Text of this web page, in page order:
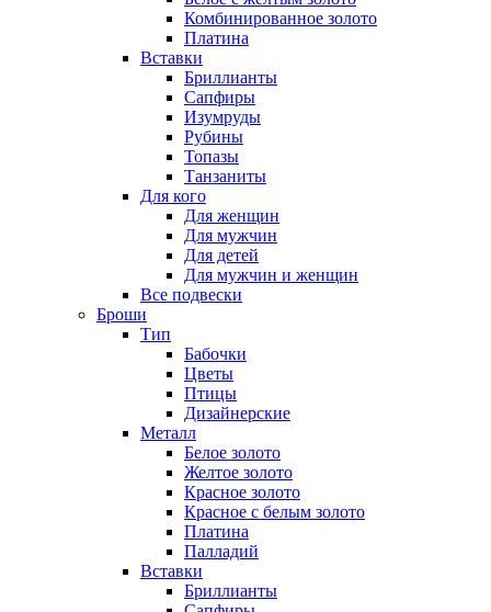
Комбинированное золото
Платина
Вставки
Бриллианты
Сапфиры
Изумруды
Рубины
Топазы
Танзаниты
Для кого
Для женщин
Для мужчин
Для детей
Для мужчин и женщин
Все подвески
Броши
Тип
Бабочки
Цветы
Птицы
Дизайнерские
Металл
Белое золото
Желтое золото
Красное золото
Красное с белым золото
Платина
Палладий
Вставки
Бриллианты